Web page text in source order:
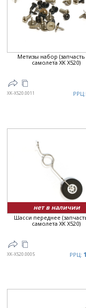
Метизы набор (запчасть
самолета XK X520)
XK-X520.0011 РРЦ:
нет в наличии
Шасси переднее
самолета XK X520)
XK-X520.0005 РРЦ: